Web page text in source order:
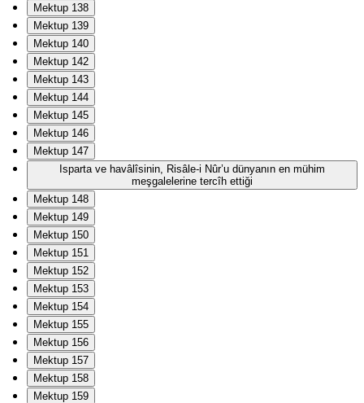
Mektup 138
Mektup 139
Mektup 140
Mektup 142
Mektup 143
Mektup 144
Mektup 145
Mektup 146
Mektup 147
Isparta ve havâlîsinin, Risâle-i Nûr’u dünyanın en mühim
meşgalelerine tercîh ettiği
Mektup 148
Mektup 149
Mektup 150
Mektup 151
Mektup 152
Mektup 153
Mektup 154
Mektup 155
Mektup 156
Mektup 157
Mektup 158
Mektup 159